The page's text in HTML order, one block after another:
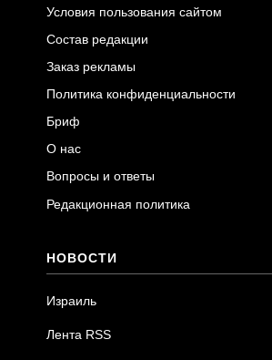
Условия пользования сайтом
Состав редакции
Заказ рекламы
Политика конфиденциальности
Бриф
О нас
Вопросы и ответы
Редакционная политика
НОВОСТИ
Израиль
Лента RSS